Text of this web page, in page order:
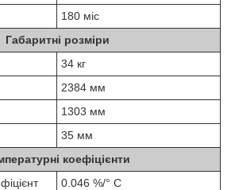
180 міс
Габаритні розміри
34 кг
2384 мм
1303 мм
35 мм
коефіцієнти
0.046 %/° С